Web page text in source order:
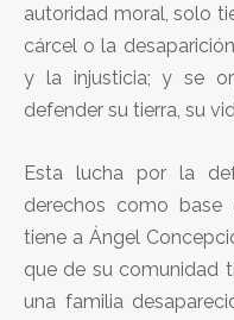
autoridad moral, solo
cárcel o la
y la injusticia; y se
defender su tierra, su
Esta lucha por la
derechos como
tiene a Ángel
que de su comunidad
una familia